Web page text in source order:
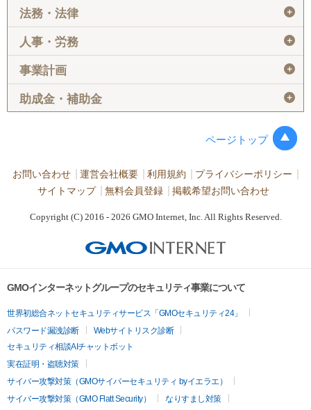
法務・法律 ＋
人事・労務 ＋
事業計画 ＋
助成金・補助金 ＋
ページトップ
お問い合わせ 運営会社概要 利用規約
プライバシーポリシー
サイトマップ
無料会員登録 掲載希望お問い合わせ
Copyright (C) 2016 - 2026 GMO Internet, Inc. All Rights Reserved.
GMOインターネットグループのセキュリティ事業について
世界初総合ネットセキュリティサービス「GMOセキュリティ24」
パスワード漏洩診断
Webサイトリスク診断
セキュリティ相談AIチャットボット
実在証明・盗聴対策
サイバー攻撃対策（GMOサイバーセキュリティ byイエラエ）
サイバー攻撃対策（GMO Flatt Security）
なりすまし対策